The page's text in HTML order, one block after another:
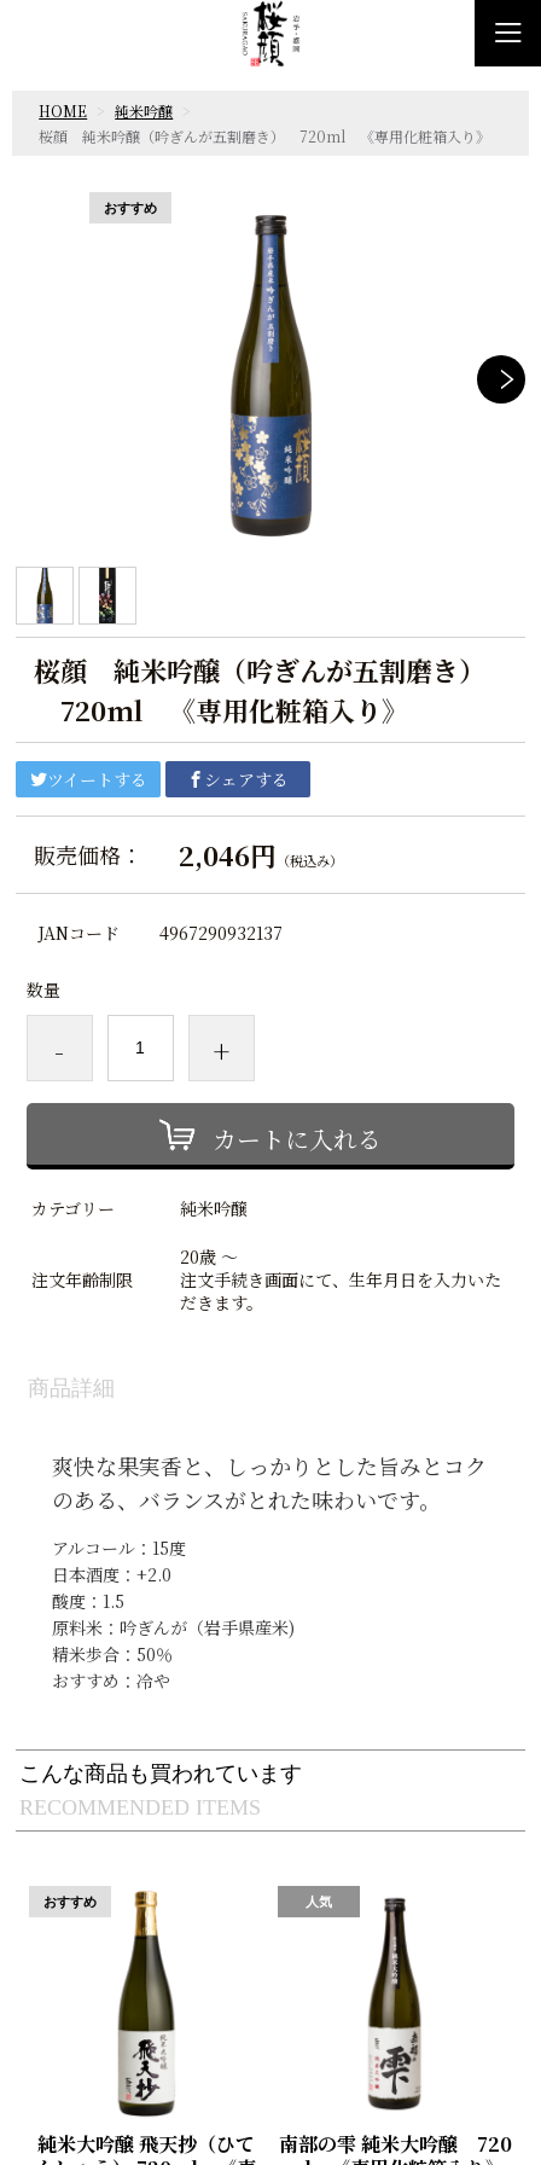
HOME
純米吟醸
桜顔 純米吟醸（吟ぎんが五割磨き） 720ml 《専用化粧箱入り》
桜顔 純米吟醸（吟ぎんが五割磨き）
720ml 《専用化粧箱入り》
ツイートする シェアする
販売価格： 2,046円 （税込み）
JANコード 4967290932137
数量
- +
カートに入れる
カテゴリー 純米吟醸
注文年齢制限
20歳 ～
注文手続き画面にて、生年月日を入力いた
だきます。
商品詳細
爽快な果実香と、しっかりとした旨みとコク
のある、バランスがとれた味わいです。
アルコール：15度
日本酒度：+2.0
酸度：1.5
原料米：吟ぎんが（岩手県産米)
精米歩合：50％
おすすめ：冷や
RECOMMENDED ITEMS
こんな商品も買われています
純米大吟醸 飛天抄（ひて
南部の雫 純米大吟醸 720